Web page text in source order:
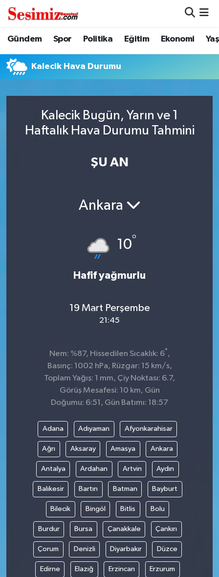
Gündem Spor Politika Eğitim Ekonomi
Kalecik Hava Durumu
Kalecik Bugün, Yarın ve 1
Haftalık Hava Durumu Tahmini
ŞU AN
Ankara
10°
Hafif yağmurlu
19 Mart Perşembe
21:45
Nem: %87, Hissedilen Sıcaklık: 6° ,
Basınç: 1002 hPa, Rüzgar: 15 km/s,
Toplam Yağış: 1 mm, Çiy Noktası: 6.7,
Görüş Mesafesi: 10 km, Gün
Doğumu: 6:51, Gün Batımı: 18:57
Adana Adıyaman Afyonkarahisar
Ağrı Aksaray Amasya Ankara
Antalya Ardahan Artvin Aydın
Balıkesir Bartın Batman Bayburt
Bilecik Bingöl Bitlis Bolu
Burdur Bursa Çanakkale Çankırı
Çorum Denizli Diyarbakır Düzce
Edirne Elazığ Erzincan Erzurum
Dünya
Eğitim
Genel
Gündem
Nöbetçi Eczaneler
Hava Durumu
Trafik Durumu
Süper Lig Puan Durumu ve Fikstür